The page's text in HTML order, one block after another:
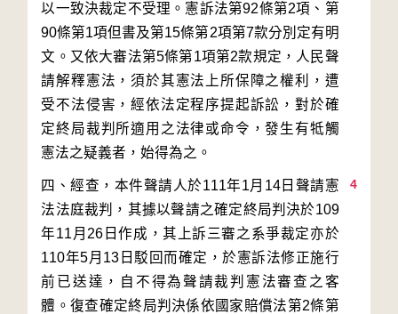
以一致決裁定不受理。憲訴法第92條第2項、第
90條第1項但書及第15條第2項第7款分別定有明
文。又依大審法第5條第1項第2款規定，人民聲
請解釋憲法，須於其憲法上所保障之權利，遭
受不法侵害，經依法定程序提起訴訟，對於確
定終局裁判所適用之法律或命令，發生有牴觸
4
四、經查，本件聲請人於111年1月14日聲請憲
法法庭裁判，其據以聲請之確定終局判決於109
年11月26日作成，其上訴三審之系爭裁定亦於
110年5月13日駁回而確定，於憲訴法修正施行
前已送達，自不得為聲請裁判憲法審查之客
體。復查確定終局判決係依國家賠償法第2條第